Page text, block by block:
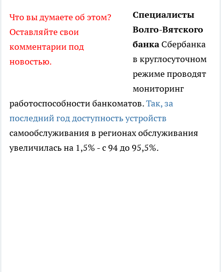
Что вы думаете об этом?
Оставляйте свои
комментарии под
новостью.
Специалисты
Волго-Вятского
банка Сбербанка
в круглосуточном
режиме проводят
мониторинг
работоспособности банкоматов.Так, за
последний год доступность устройств
самообслуживания в регионах обслуживания
увеличилась на 1,5% - с 94 до 95,5%.